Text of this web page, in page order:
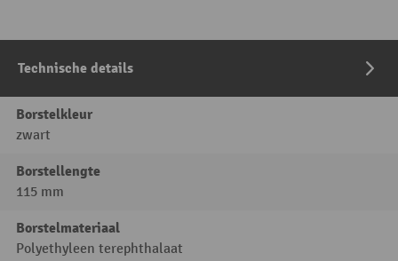
Technische details
Borstelkleur
zwart
Borstellengte
115 mm
Borstelmateriaal
Polyethyleen terephthalaat